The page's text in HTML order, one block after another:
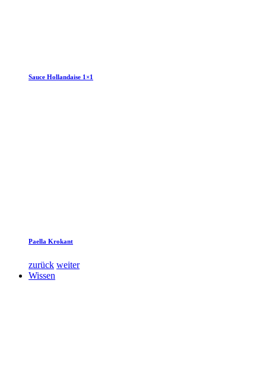
Sauce Hollandaise 1×1
Paella Krokant
zurück weiter
Wissen